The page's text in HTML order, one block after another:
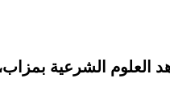
العلوم الشرعية